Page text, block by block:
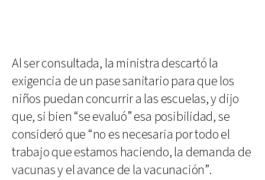
Al ser consultada, la ministra descartó la
exigencia de un pase sanitario para que los
niños puedan concurrir a las escuelas, y dijo
que, si bien “se evaluó” esa posibilidad, se
consideró que “no es necesaria por todo el
trabajo que estamos haciendo, la demanda de
vacunas y el avance de la vacunación”.